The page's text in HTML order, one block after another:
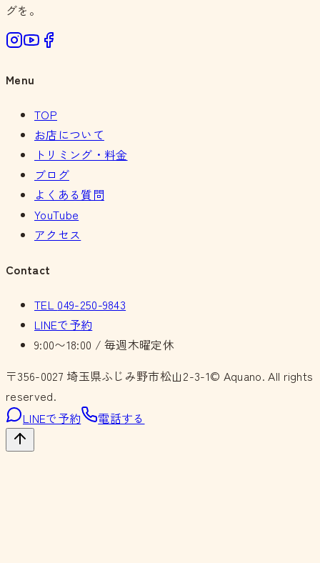
グを。
Menu
TOP
お店について
トリミング・料金
ブログ
よくある質問
YouTube
アクセス
Contact
TEL 049-250-9843
LINEで予約
9:00〜18:00 / 毎週木曜定休
〒356-0027 埼玉県ふじみ野市松山2-3-1© Aquano. All rights
reserved.
LINEで予約
電話する